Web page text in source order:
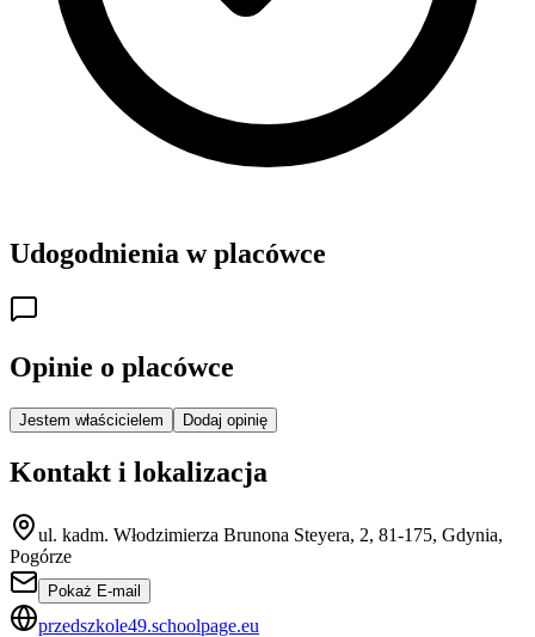
Udogodnienia w placówce
Opinie o placówce
Jestem właścicielem Dodaj opinię
Kontakt i lokalizacja
ul. kadm. Włodzimierza Brunona Steyera, 2, 81-175, Gdynia,
Pogórze
Pokaż E-mail
przedszkole49.schoolpage.eu